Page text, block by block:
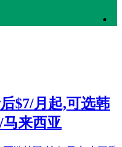
$7/月起,可选韩
马来西亚